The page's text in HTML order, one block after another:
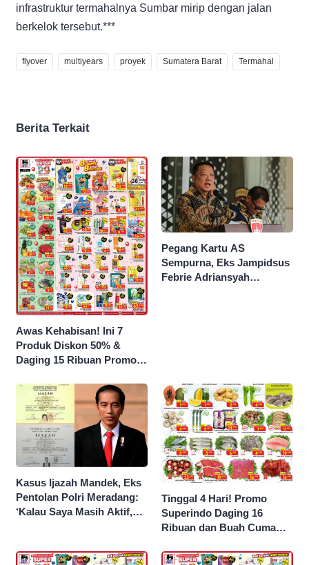
infrastruktur termahalnya Sumbar mirip dengan jalan
berkelok tersebut.***
flyover multiyears proyek Sumatera Barat Termahal
Berita Terkait
Awas Kehabisan! Ini 7
Produk Diskon 50% &
Daging 15 Ribuan Promo
Malam Ini
Pegang Kartu AS
Sempurna, Eks Jampidsus
Febrie Adriansyah
Kasus Ijazah Mandek, Eks
Pentolan Polri Meradang:
‘Kalau Saya Masih Aktif,
Tinggal 4 Hari! Promo
Superindo Daging 16
Ribuan dan Buah Cuma